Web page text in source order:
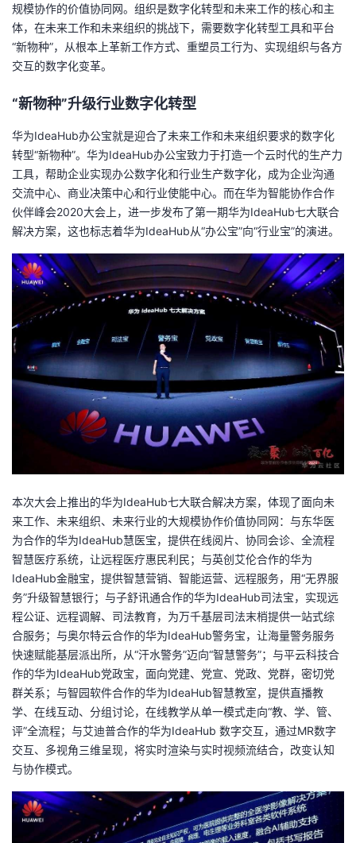
规模协作的价值协同网。组织是数字化转型和未来工作的核心和主
体，在未来工作和未来组织的挑战下，需要数字化转型工具和平台
“新物种”，从根本上革新工作方式、重塑员工行为、实现组织与各方
交互的数字化变革。
“新物种”升级行业数字化转型
华为IdeaHub办公宝就是迎合了未来工作和未来组织要求的数字化
转型“新物种”。华为IdeaHub办公宝致力于打造一个云时代的生产力
工具，帮助企业实现办公数字化和行业生产数字化，成为企业沟通
交流中心、商业决策中心和行业使能中心。而在华为智能协作合作
伙伴峰会2020大会上，进一步发布了第一期华为IdeaHub七大联合
解决方案，这也标志着华为IdeaHub从“办公宝”向“行业宝”的演进。
本次大会上推出的华为IdeaHub七大联合解决方案，体现了面向未
来工作、未来组织、未来行业的大规模协作价值协同网：与东华医
为合作的华为IdeaHub慧医宝，提供在线阅片、协同会诊、全流程
智慧医疗系统，让远程医疗惠民利民；与英创艾伦合作的华为
IdeaHub金融宝，提供智慧营销、智能运营、远程服务，用“无界服
务”升级智慧银行；与子舒讯通合作的华为IdeaHub司法宝，实现远
程公证、远程调解、司法教育，为万千基层司法末梢提供一站式综
合服务；与奥尔特云合作的华为IdeaHub警务宝，让海量警务服务
快速赋能基层派出所，从“汗水警务”迈向“智慧警务”；与平云科技合
作的华为IdeaHub党政宝，面向党建、党宣、党政、党群，密切党
群关系；与智园软件合作的华为IdeaHub智慧教室，提供直播教
学、在线互动、分组讨论，在线教学从单一模式走向“教、学、管、
评”全流程；与艾迪普合作的华为IdeaHub 数字交互，通过MR数字
交互、多视角三维呈现，将实时渲染与实时视频流结合，改变认知
与协作模式。